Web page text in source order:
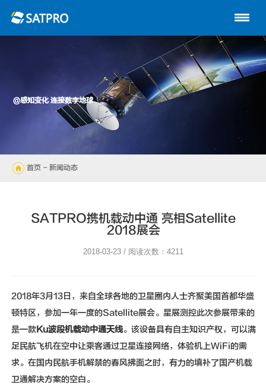
关于星展
动中通系列
联系我们
@感知变化 连接数字地球
首页 - 新闻动态
SATPRO携机载动中通 亮相Satellite
2018展会
2018-03-23 / 阅读次数：4211
2018年3月13日，来自全球各地的卫星圈内人士齐聚美国首都华盛
顿特区，参加一年一度的Satellite展会。星展测控此次参展带来的
是一款Ku波段机载动中通天线。该设备具有自主知识产权，可以满
足民航飞机在空中让乘客通过卫星连接网络，体验机上WiFi的需
求。在国内民航手机解禁的春风拂面之时，有力的填补了国产机载
卫通解决方案的空白。